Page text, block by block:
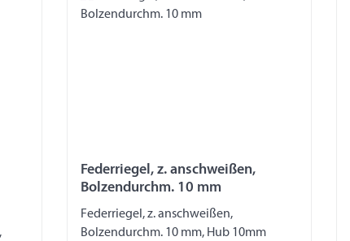
Federriegel, z. anschweißen,
Bolzendurchm. 10 mm
Federriegel, z. anschweißen,
Bolzendurchm. 10 mm, Hub 10mm